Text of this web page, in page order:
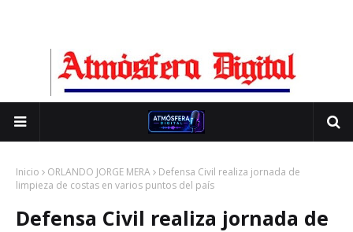
Inicio ORLANDO JORGE MERA
Defensa Civil realiza jornada de
limpieza de costas en varios puntos del país
Defensa Civil realiza jornada de